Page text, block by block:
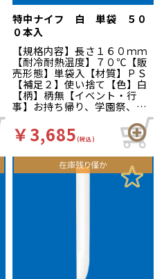
特中ナイフ 白 単袋 ５０
０本入
【規格内容】長さ１６０ｍｍ
【耐冷耐熱温度】７０℃【販
売形態】単袋入【材質】ＰＳ
【補足２】使い捨て【色】白
【柄】柄無【イベント・行
事】お持ち帰り、学園祭、バ
祭、屋台、出店、露店、ＢＢ
Ｑ、バーベキュー、パーティ
ー【商品特徴】イベント等の
容器のお供に！サラダやデザ
ートなど、多様にお使いいた
￥3,685(税込)